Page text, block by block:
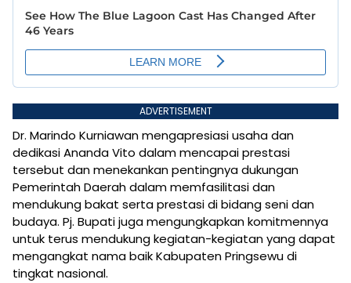
ADVERTISEMENT
Dr. Marindo Kurniawan mengapresiasi usaha dan
dedikasi Ananda Vito dalam mencapai prestasi
tersebut dan menekankan pentingnya dukungan
Pemerintah Daerah dalam memfasilitasi dan
mendukung bakat serta prestasi di bidang seni dan
budaya. Pj. Bupati juga mengungkapkan komitmennya
untuk terus mendukung kegiatan-kegiatan yang dapat
mengangkat nama baik Kabupaten Pringsewu di
tingkat nasional.